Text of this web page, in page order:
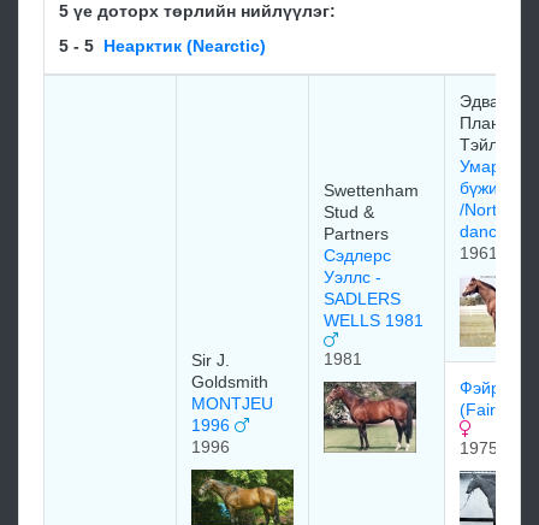
5 үе доторх төрлийн нийлүүлэг:
5 - 5 Неарктик (Nearctic)
Sir J.
Goldsmith
MONTJEU
1996
1996
Swettenham
Stud &
Partners
Сэдлерс
Уэллс -
SADLERS
WELLS 1981
1981
Эдваpд
Планкетт
Тэйлop
Умардын
бүжигчин
/Northern
dancer/
1961
Фэйри
(Fairy
1975